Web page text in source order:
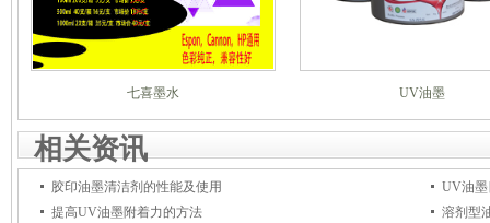
七喜墨水 UV油墨
相关资讯
胶印油墨清洁剂的性能及使用
UV油墨
提高UV油墨附着力的方法
溶剂型